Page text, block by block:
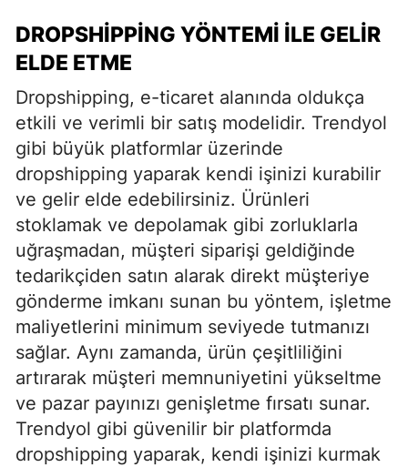
DROPSHIPPING YÖNTEMI ILE GELIR
ELDE ETME
Dropshipping, e-ticaret alanında oldukça
etkili ve verimli bir satış modelidir. Trendyol
gibi büyük platformlar üzerinde
dropshipping yaparak kendi işinizi kurabilir
ve gelir elde edebilirsiniz. Ürünleri
stoklamak ve depolamak gibi zorluklarla
uğraşmadan, müşteri siparişi geldiğinde
tedarikçiden satın alarak direkt müşteriye
gönderme imkanı sunan bu yöntem, işletme
maliyetlerini minimum seviyede tutmanızı
sağlar. Aynı zamanda, ürün çeşitliliğini
artırarak müşteri memnuniyetini yükseltme
ve pazar payınızı genişletme fırsatı sunar.
Trendyol gibi güvenilir bir platformda
dropshipping yaparak, kendi işinizi kurmak